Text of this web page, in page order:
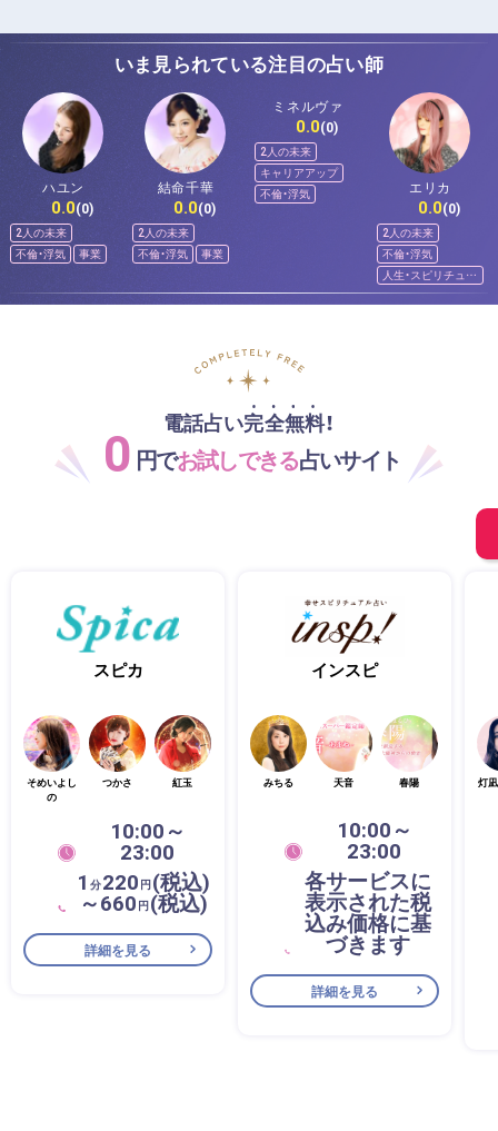
いま見られている注目の占い師
ハユン
0.0(0)
2人の未来
不倫・浮気
事業
結命千華
0.0(0)
2人の未来
不倫・浮気
事業
ミネルヴァ
0.0(0)
2人の未来
キャリアアップ
不倫・浮気
エリカ
0.0(0)
2人の未来
不倫・浮気
人生・スピリチュア
ル
電話占い完全無料！
0 円でお試しできる占いサイト
スピカ
そめいよし
の
つかさ 紅玉
10:00～
23:00
1 分220 円(税込)
～660 円(税込)
詳細を見る
インスピ
みちる 天音 春陽
10:00～
23:00
各サービスに
表示された税
込み価格に基
づきます
詳細を見る
灯